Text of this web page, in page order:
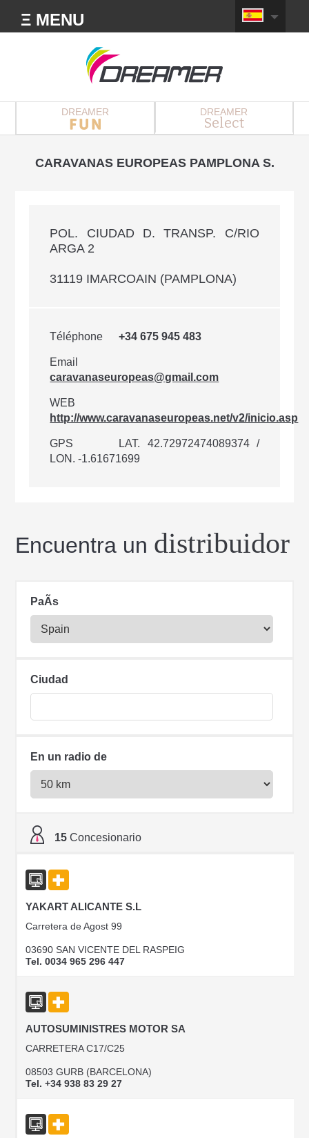
Ξ MENU
DREAMER DREAMER
Select
CARAVANAS EUROPEAS PAMPLONA S.
POL. CIUDAD D. TRANSP. C/RIO
ARGA 2
31119 IMARCOAIN (PAMPLONA)
Téléphone +34 675 945 483
Email
caravanaseuropeas@gmail.com
WEB
http://www.caravanaseuropeas.net/v2/inicio.asp
GPS
LAT. 42.72972474089374 /
LON. -1.61671699
Encuentra un distribuidor
PaÃ­s
Ciudad
En un radio de
15 Concesionario
YAKART ALICANTE S.L
Carretera de Agost 99
03690 SAN VICENTE DEL RASPEIG
Tel. 0034 965 296 447
AUTOSUMINISTRES MOTOR SA
CARRETERA C17/C25
08503 GURB (BARCELONA)
Tel. +34 938 83 29 27